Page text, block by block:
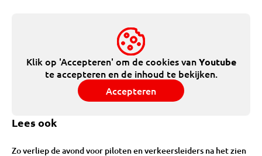
Klik op 'Accepteren' om de cookies vanYoutube
te accepteren en de inhoud te bekijken.
Accepteren
Lees ook
Zo verliep de avond voor piloten en verkeersleiders na het zien